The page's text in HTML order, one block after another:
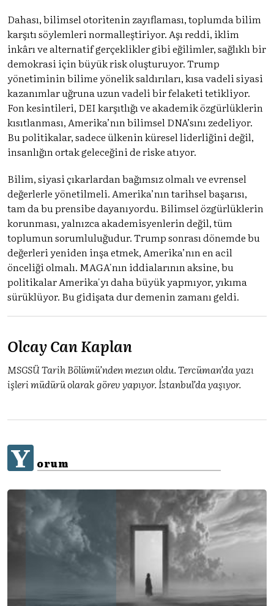
Dahası, bilimsel otoritenin zayıflaması, toplumda bilim
karşıtı söylemleri normalleştiriyor. Aşı reddi, iklim
inkârı ve alternatif gerçeklikler gibi eğilimler, sağlıklı bir
demokrasi için büyük risk oluşturuyor. Trump
yönetiminin bilime yönelik saldırıları, kısa vadeli siyasi
kazanımlar uğruna uzun vadeli bir felaketi tetikliyor.
Fon kesintileri, DEI karşıtlığı ve akademik özgürlüklerin
kısıtlanması, Amerika’nın bilimsel DNA’sını zedeliyor.
Bu politikalar, sadece ülkenin küresel liderliğini değil,
insanlığın ortak geleceğini de riske atıyor.
Bilim, siyasi çıkarlardan bağımsız olmalı ve evrensel
değerlerle yönetilmeli. Amerika’nın tarihsel başarısı,
tam da bu prensibe dayanıyordu. Bilimsel özgürlüklerin
korunması, yalnızca akademisyenlerin değil, tüm
toplumun sorumluluğudur. Trump sonrası dönemde bu
değerleri yeniden inşa etmek, Amerika’nın en acil
önceliği olmalı. MAGA'nın iddialarının aksine, bu
politikalar Amerika'yı daha büyük yapmıyor, yıkıma
sürüklüyor. Bu gidişata dur demenin zamanı geldi.
Olcay Can Kaplan
MSGSÜ Tarih Bölümü’nden mezun oldu. Tercüman’da yazı
işleri müdürü olarak görev yapıyor. İstanbul’da yaşıyor.
Y orum